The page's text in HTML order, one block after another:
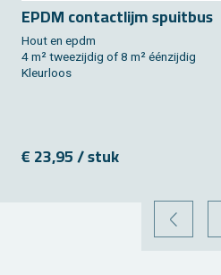
EPDM con­tact­lijm spuit­bus
Hout en epdm
4 m² twee­zij­dig of 8 m² éénzij­dig
Kleur­loos
€ 23,95 / stuk
VORIGE